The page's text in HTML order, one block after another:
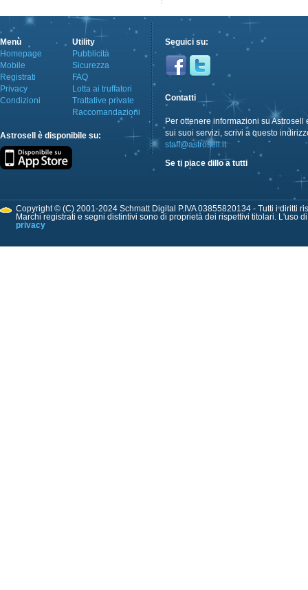
Menù
Homepage
Mobile
Registrati
Privacy
Condizioni
Utility
Pubblicità
Sicurezza
FAQ
Lotta ai truffatori
Trattative private
Raccomandazioni
Astrosell è disponibile su:
Seguici su:
Contatti
Per ottenere informazioni su Astrosell
sui suoi servizi, scrivi a questo
staff@astrosell.it
Se ti piace dillo a tutti
Copyright © (C) 2001-2024 Schmatt Digital P.IVA 03855820134 - Tutti i diritti
Marchi registrati e segni distintivi sono di proprietà dei rispettivi titolari. L'uso
privacy